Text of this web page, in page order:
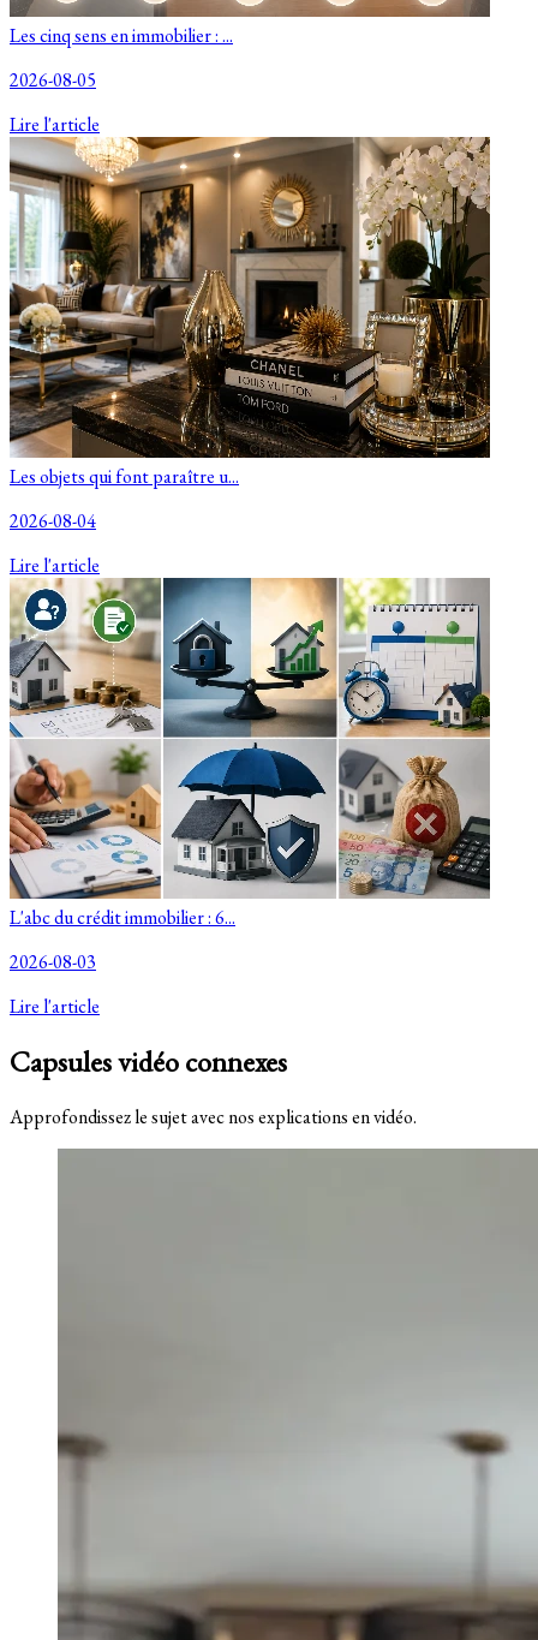
Les cinq sens en immobilier : ...
2026-08-05
Lire l'article
Les objets qui font paraître u...
2026-08-04
Lire l'article
L'abc du crédit immobilier : 6...
2026-08-03
Lire l'article
Capsules vidéo connexes
Approfondissez le sujet avec nos explications en vidéo.